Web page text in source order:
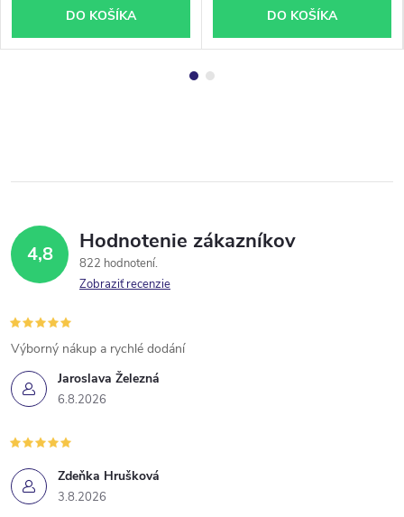
DO KOŠÍKA DO KOŠÍKA
4,8 Hodnotenie zákazníkov
822 hodnotení
Zobraziť recenzie
Jaroslava Železná
6.8.2026
Výborný nákup a rychlé dodání
Zdeňka Hrušková
3.8.2026